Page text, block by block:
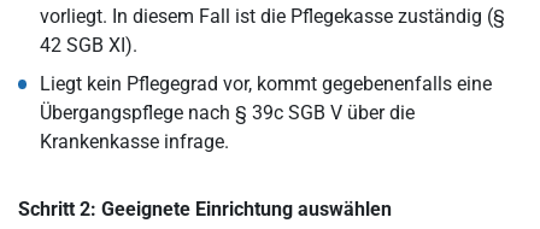
vorliegt. In diesem Fall ist die Pflegekasse zuständig (§
42 SGB XI).
Liegt kein Pflegegrad vor, kommt gegebenenfalls eine
Übergangspflege nach § 39c SGB V über die
Krankenkasse infrage.
Schritt 2: Geeignete Einrichtung auswählen